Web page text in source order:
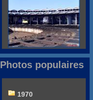
Photos populaires
1970